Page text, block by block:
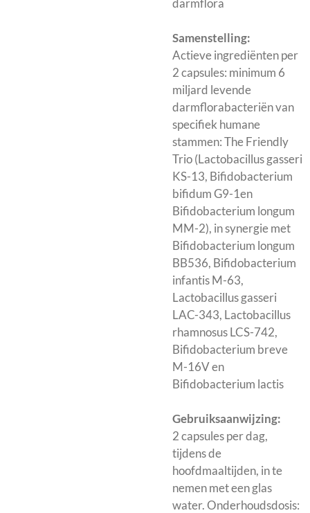
darmflora
Samenstelling:
Actieve ingrediënten per
2 capsules: minimum 6
miljard levende
darmflorabacteriën van
specifiek humane
stammen: The Friendly
Trio (Lactobacillus gasseri
KS-13, Bifidobacterium
bifidum G9-1en
Bifidobacterium longum
MM-2), in synergie met
Bifidobacterium longum
BB536, Bifidobacterium
infantis M-63,
Lactobacillus gasseri
LAC-343, Lactobacillus
rhamnosus LCS-742,
Bifidobacterium breve
M-16V en
Bifidobacterium lactis
Gebruiksaanwijzing:
2 capsules per dag,
tijdens de
hoofdmaaltijden, in te
nemen met een glas
water. Onderhoudsdosis: